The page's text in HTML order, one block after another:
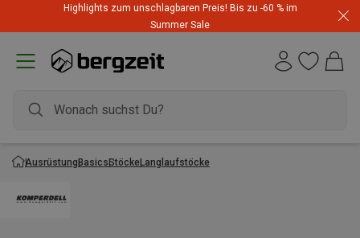
Highlights zum unschlagbaren Preis! Bis zu -60 % im
Summer Sale
AusrüstungBasicsStöckeLanglaufstöcke